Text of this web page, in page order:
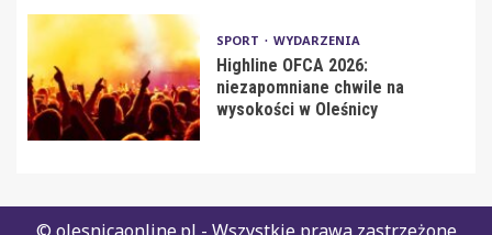
SPORT WYDARZENIA
Highline OFCA 2026:
niezapomniane chwile na
wysokości w Oleśnicy